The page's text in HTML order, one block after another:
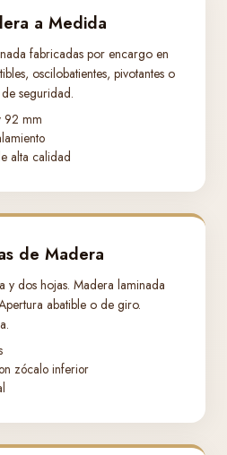
a Medida
fabricadas por encargo en
oscilobatientes, pivotantes o
seguridad.
92 mm
alta calidad
de Madera
y dos hojas. Madera laminada
abatible o de giro.
zócalo inferior